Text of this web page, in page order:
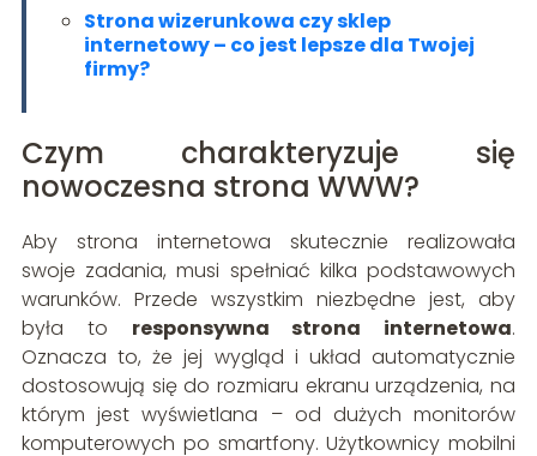
Strona wizerunkowa czy sklep
internetowy – co jest lepsze dla Twojej
firmy?
Czym charakteryzuje się
nowoczesna strona WWW?
Aby strona internetowa skutecznie realizowała
swoje zadania, musi spełniać kilka podstawowych
warunków. Przede wszystkim niezbędne jest, aby
była to responsywna strona internetowa.
Oznacza to, że jej wygląd i układ automatycznie
dostosowują się do rozmiaru ekranu urządzenia, na
którym jest wyświetlana – od dużych monitorów
komputerowych po smartfony. Użytkownicy mobilni